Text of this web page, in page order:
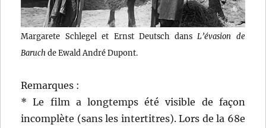
Margarete Schlegel et Ernst Deutsch dans L’évasion de
Baruch de Ewald André Dupont.
Remarques :
* Le film a longtemps été visible de façon
incomplète (sans les intertitres). Lors de la 68e